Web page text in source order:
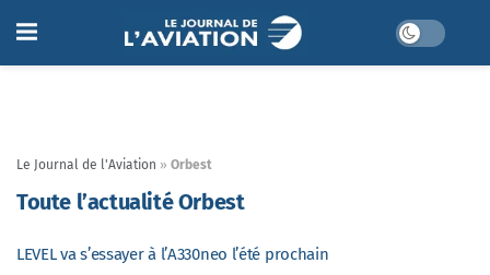
Le Journal de l'Aviation » Orbest
Toute l’actualité Orbest
LEVEL va s’essayer à l’A330neo l’été prochain